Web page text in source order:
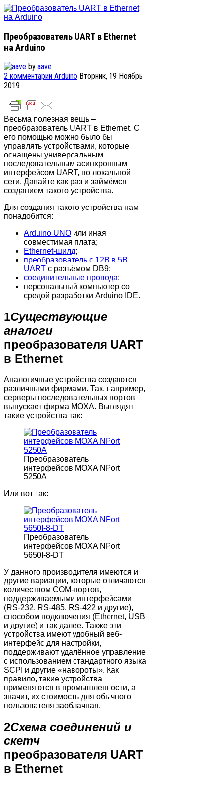
Преобразователь UART в Ethernet
на Arduino
by aave
2 комментарии Arduino Вторник, 19 Ноябрь
2019
Весьма полезная вещь –
преобразователь UART в Ethernet. С
его помощью можно было бы
управлять устройствами, которые
оснащены универсальным
последовательным асинхронным
интерфейсом UART, по локальной
сети. Давайте как раз и займёмся
созданием такого устройства.
Для создания такого устройства нам
понадобится:
Arduino UNO или иная
совместимая плата;
Ethernet-шилд;
преобразователь с 12В в 5В
UART с разъёмом DB9;
соединительные провода;
персональный компьютер со
средой разработки Arduino IDE.
1Существующие
аналоги
преобразователя UART
в Ethernet
Аналогичные устройства создаются
различными фирмами. Так, например,
серверы последовательных портов
выпускает фирма MOXA. Выглядят
такие устройства так:
Преобразователь
интерфейсов MOXA NPort
5250A
Или вот так:
Преобразователь
интерфейсов MOXA NPort
5650I-8-DT
У данного производителя имеются и
другие вариации, которые отличаются
количеством COM-портов,
поддерживаемыми интерфейсами
(RS-232, RS-485, RS-422 и другие),
способом подключения (Ethernet, USB
и другие) и так далее. Также эти
устройства имеют удобный веб-
интерфейс для настройки,
поддерживают удалённое управление
с использованием стандартного языка
SCPI и другие «навороты». Как
правило, такие устройства
применяются в промышленности, а
значит, их стоимость для обычного
пользователя заоблачная.
2Схема соединений и
скетч
преобразователя UART
в Ethernet